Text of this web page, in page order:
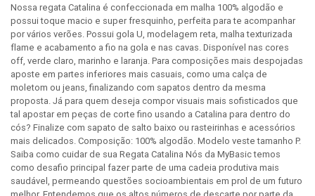
Nossa regata Catalina é confeccionada em malha 100% algodão e
possui toque macio e super fresquinho, perfeita para te acompanhar
por vários verões. Possui gola U, modelagem reta, malha texturizada
flame e acabamento a fio na gola e nas cavas. Disponível nas cores
off, verde claro, marinho e laranja. Para composições mais despojadas
aposte em partes inferiores mais casuais, como uma calça de
moletom ou jeans, finalizando com sapatos dentro da mesma
proposta. Já para quem deseja compor visuais mais sofisticados que
tal apostar em peças de corte fino usando a Catalina para dentro do
cós? Finalize com sapato de salto baixo ou rasteirinhas e acessórios
mais delicados. Composição: 100% algodão. Modelo veste tamanho P.
Saiba como cuidar de sua Regata Catalina Nós da MyBasic temos
como desafio principal fazer parte de uma cadeia produtiva mais
saudável, permeando questões socioambientais em prol de um futuro